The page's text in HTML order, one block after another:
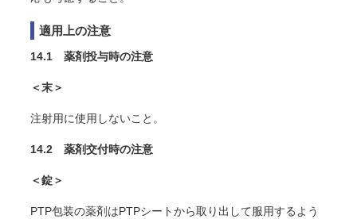
適用上の注意
14.1 薬剤投与時の注意
＜末＞
注射用に使用しないこと。
14.2 薬剤交付時の注意
＜錠＞
PTP包装の薬剤はPTPシートから取り出して服用するよう